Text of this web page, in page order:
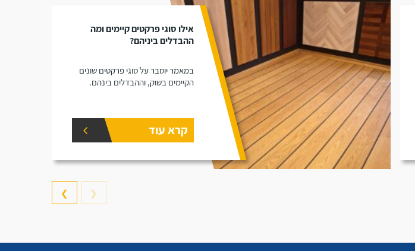
אילו סוגי פרקטים קיימים ומה
ההבדלים ביניהם?
במאמר יוסבר על סוגי פרקטים שונים
הקיימים בשוק, וההבדלים בינהם.
קרא עוד
❮
❯